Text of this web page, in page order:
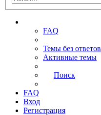
FAQ
Темы без ответов
Активные темы
Поиск
FAQ
Вход
Регистрация